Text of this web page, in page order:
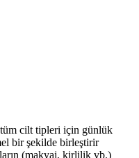
cilt tipleri için günlük
bir şekilde birleştirir
(makyaj, kirlilik vb.)